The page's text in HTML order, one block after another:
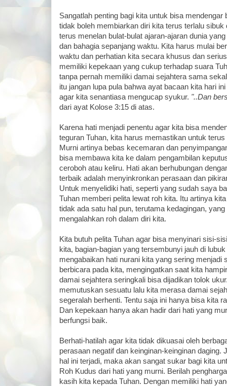
Sangatlah penting bagi kita untuk bisa mendengar
tidak boleh membiarkan diri kita terus terlalu sibuk
terus menelan bulat-bulat ajaran-ajaran dunia
dan bahagia sepanjang waktu. Kita harus mulai
waktu dan perhatian kita secara khusus dan
memiliki kepekaan yang cukup terhadap suara
tanpa pernah memiliki damai sejahtera sama
itu jangan lupa pula bahwa ayat bacaan kita hari
agar kita senantiasa mengucap syukur. "..Dan
dari ayat Kolose 3:15 di atas.
Karena hati menjadi penentu agar kita bisa
teguran Tuhan, kita harus memastikan untuk
Murni artinya bebas kecemaran dan
bisa membawa kita ke dalam pengambilan
ceroboh atau keliru. Hati akan berhubungan
terbaik adalah menyinkronkan perasaan dan
Untuk menyelidiki hati, seperti yang sudah saya
Tuhan memberi pelita lewat roh kita. Itu artinya
tidak ada satu hal pun, terutama kedagingan,
mengalahkan roh dalam diri kita.
Kita butuh pelita Tuhan agar bisa menyinari sisi-
kita, bagian-bagian yang tersembunyi jauh di
mengabaikan hati nurani kita yang sering menjadi
berbicara pada kita, mengingatkan saat kita
damai sejahtera seringkali bisa dijadikan tolok
memutuskan sesuatu lalu kita merasa damai
segeralah berhenti. Tentu saja ini hanya bisa kita
Dan kepekaan hanya akan hadir dari hati yang
berfungsi baik.
Berhati-hatilah agar kita tidak dikuasai oleh
perasaan negatif dan keinginan-keinginan daging.
hal ini terjadi, maka akan sangat sukar bagi kita
Roh Kudus dari hati yang murni. Berilah
kasih kita kepada Tuhan. Dengan memiliki hati